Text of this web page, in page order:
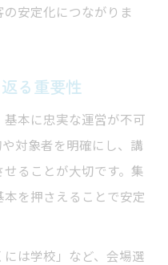
安定化につながりま
る重要性
本に忠実な運営が不可
対象者を明確にし、講
ることが大切です。集
を押さえることで安定
は学校」など、会場選